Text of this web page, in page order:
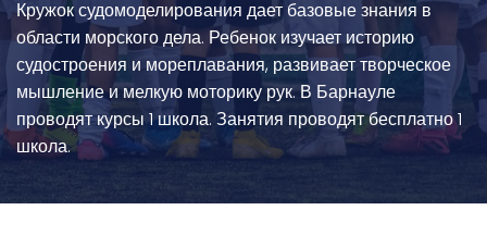
Кружок судомоделирования дает базовые знания в
области морского дела. Ребенок изучает историю
судостроения и мореплавания, развивает творческое
мышление и мелкую моторику рук. В Барнауле
проводят курсы 1 школа. Занятия проводят бесплатно 1
школа.